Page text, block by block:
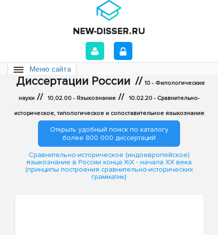
Меню сайта
Диссертации России // 10 - Филологические
науки // 10.02.00 - Языкознание // 10.02.20 - Сравнительно-
историческое, типологическое и сопоставительное языкознание
Открыть удобный поиск по каталогу
более 800 000 диссертаций
Сравнительно-историческое (индоевропейское)
языкознание в России конца XiX - начала XX века
(принципы построения сравнительно-исторических
грамматик)